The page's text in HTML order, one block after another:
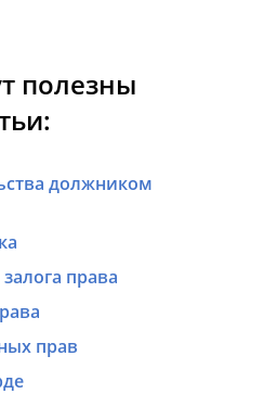
полезны
должником
права
прав